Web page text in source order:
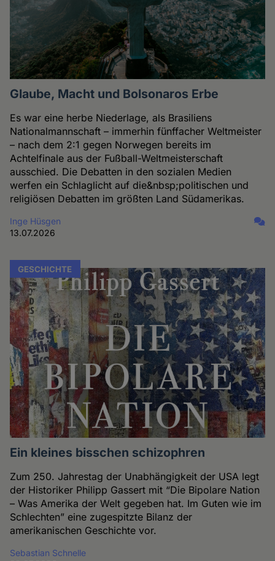
Glaube, Macht und Bolsonaros Erbe
Es war eine herbe Niederlage, als Brasiliens
Nationalmannschaft – immerhin fünffacher Weltmeister
– nach dem 2:1 gegen Norwegen bereits im
Achtelfinale aus der Fußball-Weltmeisterschaft
ausschied. Die Debatten in den sozialen Medien
werfen ein Schlaglicht auf die&nbsp;politischen und
religiösen Debatten im größten Land Südamerikas.
Inge Hüsgen
13.07.2026
GESCHICHTE
Ein kleines bisschen schizophren
Zum 250. Jahrestag der Unabhängigkeit der USA legt
der Historiker Philipp Gassert mit “Die Bipolare Nation
– Was Amerika der Welt gegeben hat. Im Guten wie im
Schlechten” eine zugespitzte Bilanz der
amerikanischen Geschichte vor.
Sebastian Schnelle